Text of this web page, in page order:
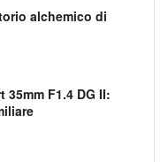
alchemico di
F1.4 DG II: